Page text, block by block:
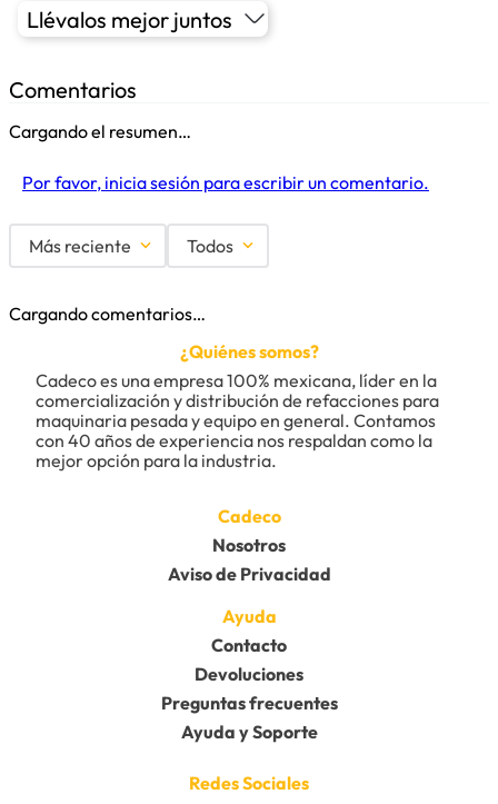
Llévalos mejor juntos
Comentarios
Cargando el resumen…
Por favor, inicia sesión para escribir un comentario.
Más reciente Todos
Cargando comentarios…
¿Quiénes somos?
Cadeco es una empresa 100% mexicana, líder en la
comercialización y distribución de refacciones para
maquinaria pesada y equipo en general. Contamos
con 40 años de experiencia nos respaldan como la
mejor opción para la industria.
Cadeco
Nosotros
Aviso de Privacidad
Ayuda
Contacto
Devoluciones
Preguntas frecuentes
Ayuda y Soporte
Redes Sociales